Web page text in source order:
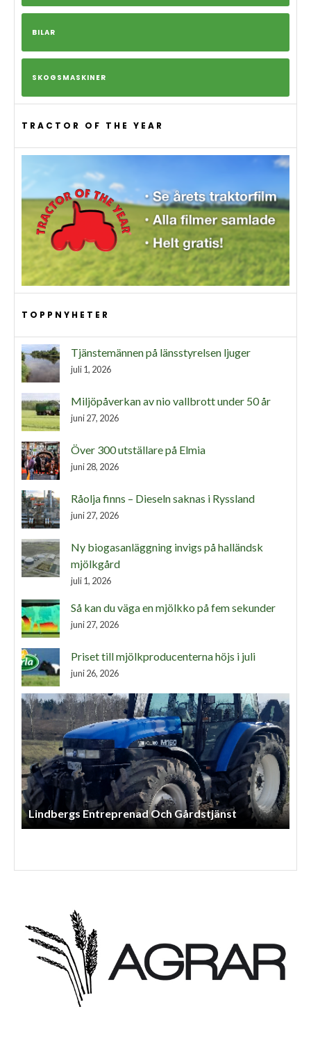
BILAR
SKOGSMASKINER
TRACTOR OF THE YEAR
TOPPNYHETER
Tjänstemännen på länsstyrelsen ljuger
juli 1, 2026
Miljöpåverkan av nio vallbrott under 50 år
juni 27, 2026
Över 300 utställare på Elmia
juni 28, 2026
Råolja finns – Dieseln saknas i Ryssland
juni 27, 2026
Ny biogasanläggning invigs på halländsk
mjölkgård
juli 1, 2026
Så kan du väga en mjölkko på fem sekunder
juni 27, 2026
Priset till mjölkproducenterna höjs i juli
juni 26, 2026
Lindbergs Entreprenad Och Gårdstjänst